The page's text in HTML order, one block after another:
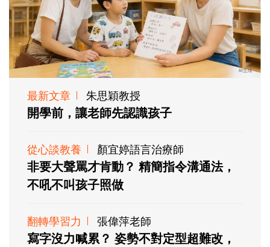
最新文章 朱思穎教授
開學前，讓老師先認識孩子
從心談教養 顏宜婷語言治療師
非要大聲罵才肯動？ 精簡指令溝通法，
不吼不叫孩子照做
翻轉學習力 張偉萍老師
寫字沒力喊累？ 姿勢不對定型超難改，